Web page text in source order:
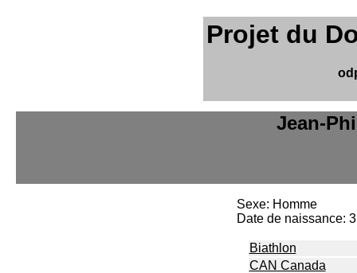
Projet du
Jean-
Sexe: Homme
Date de naissance:
Biathlon
CAN Canada